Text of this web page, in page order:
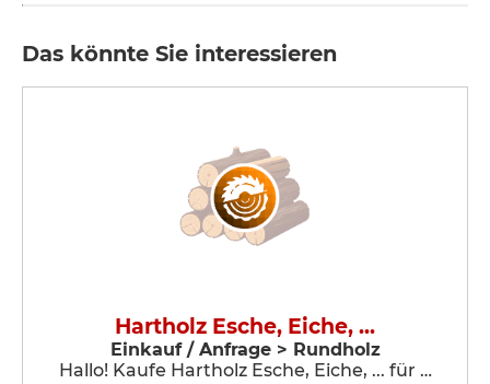
Das könnte Sie interessieren
Hartholz Esche, Eiche, ...
Einkauf / Anfrage > Rundholz
Hallo! Kaufe Hartholz Esche, Eiche, ... für …